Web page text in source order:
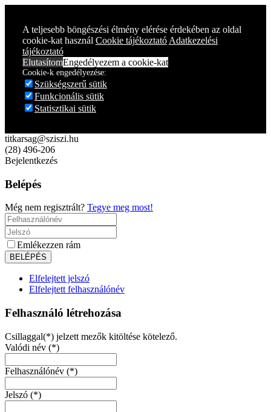
A teljesebb böngészési élmény elérése érdekében az oldal
cookie-kat használ Cookie tájékoztató Adatkezelési
tájékoztató
ElutasítomEngedélyezem a cookie-kat
Cookie-k engedélyezése:
Szükségszerű sütik
Funkcionális sütik
Statisztikai sütik
titkarsag@sziszi.hu
(28) 496-206
Bejelentkezés
Belépés
Még nem regisztrált? Tegye meg most!
Emlékezzen rám
Elfelejtett jelszó
Elfelejtett felhasználónév
Felhasználó létrehozása
Csillaggal(*) jelzett mezők kitöltése kötelező.
Valódi név (*)
Felhasználónév (*)
Jelszó (*)